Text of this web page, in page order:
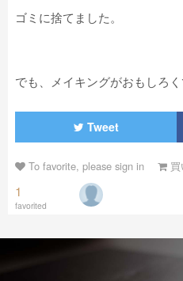
ゴミに捨てました。
でも、メイキングがおもしろく
Tweet
To favorite, please sign in
1
favorited